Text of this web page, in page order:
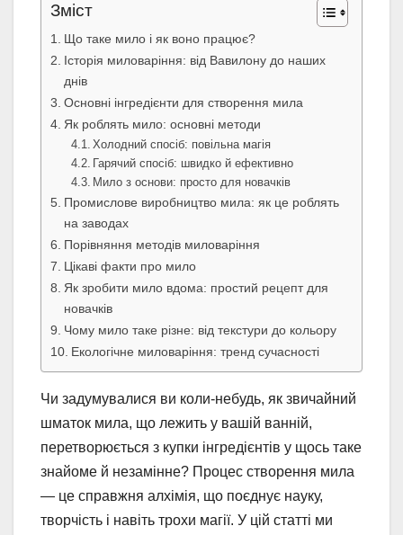
Зміст
Що таке мило і як воно працює?
Історія миловаріння: від Вавилону до наших
днів
Основні інгредієнти для створення мила
Як роблять мило: основні методи
Холодний спосіб: повільна магія
Гарячий спосіб: швидко й ефективно
Мило з основи: просто для новачків
Промислове виробництво мила: як це роблять
на заводах
Порівняння методів миловаріння
Цікаві факти про мило
Як зробити мило вдома: простий рецепт для
новачків
Чому мило таке різне: від текстури до кольору
Екологічне миловаріння: тренд сучасності
Чи задумувалися ви коли-небудь, як звичайний
шматок мила, що лежить у вашій ванній,
перетворюється з купки інгредієнтів у щось таке
знайоме й незамінне? Процес створення мила
— це справжня алхімія, що поєднує науку,
творчість і навіть трохи магії. У цій статті ми